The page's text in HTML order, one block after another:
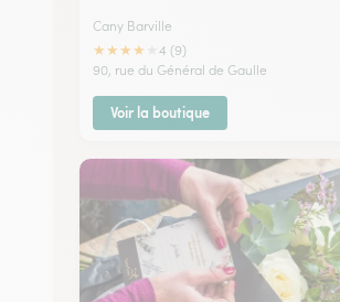
Cany Barville
★★★★
4 (9)
90, rue du Général de Gaulle
Voir la boutique